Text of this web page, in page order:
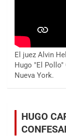
El juez Alvin
Hugo "El
Nueva York.
HUGO